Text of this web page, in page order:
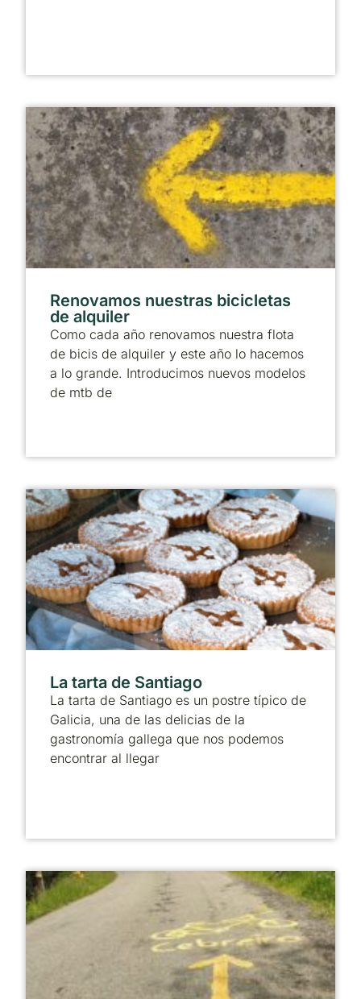
Renovamos nuestras bicicletas
de alquiler
Como cada año renovamos nuestra flota
de bicis de alquiler y este año lo hacemos
a lo grande. Introducimos nuevos modelos
de mtb de
La tarta de Santiago
La tarta de Santiago es un postre típico de
Galicia, una de las delicias de la
gastronomía gallega que nos podemos
encontrar al llegar